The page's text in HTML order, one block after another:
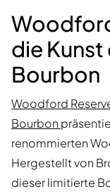
die
Bourbon
Woodford
Bourbon
renommierten
Hergestellt von
dieser limitierte